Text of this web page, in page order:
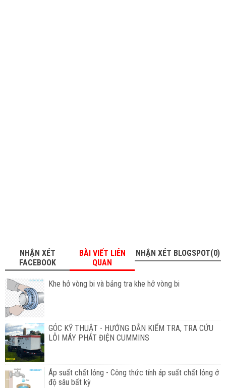
NHẬN XÉT
FACEBOOK
BÀI VIẾT LIÊN
QUAN
NHẬN XÉT BLOGSPOT(0)
Khe hở vòng bi và bảng tra khe hở vòng bi
GÓC KỸ THUẬT - HƯỚNG DẪN KIỂM TRA, TRA CỨU
LỖI MÁY PHÁT ĐIỆN CUMMINS
Áp suất chất lỏng - Công thức tính áp suất chất lỏng ở
độ sâu bất kỳ